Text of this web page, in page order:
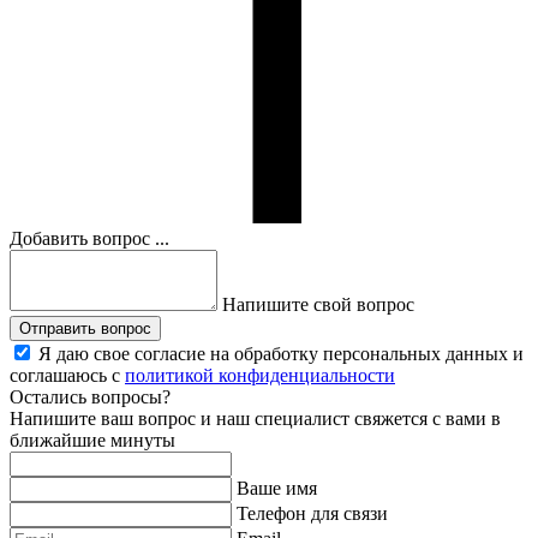
Добавить вопрос ...
Напишите свой вопрос
Отправить вопрос
Я даю свое согласие на обработку персональных данных и
соглашаюсь с политикой конфиденциальности
Остались вопросы?
Напишите ваш вопрос и наш специалист свяжется с вами в
ближайшие минуты
Ваше имя
Телефон для связи